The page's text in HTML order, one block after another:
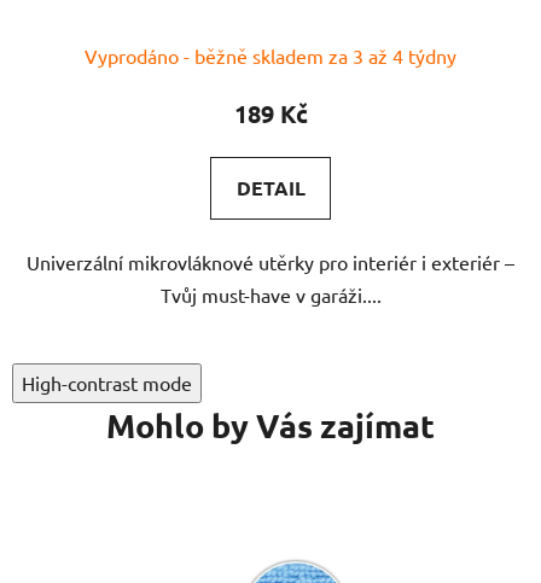
hodnocení
je
5,0
z
5
hvězdiček.
Vyprodáno - běžně skladem za 3 až 4 týdny
189 Kč
DETAIL
Univerzální mikrovláknové utěrky pro interiér i exteriér –
Tvůj must-have v garáži....
High-contrast mode
Mohlo by Vás zajímat